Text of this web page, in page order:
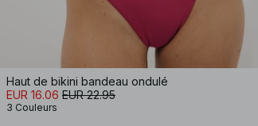
Haut de bikini bandeau ondulé
EUR 16.06 EUR 22.95
3 Couleurs